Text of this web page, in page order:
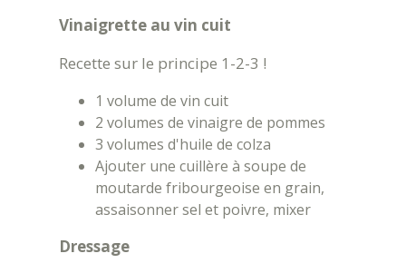
Vinaigrette au vin cuit
Recette sur le principe 1-2-3 !
1 volume de vin cuit
2 volumes de vinaigre de pommes
3 volumes d'huile de colza
Ajouter une cuillère à soupe de
moutarde fribourgeoise en grain,
assaisonner sel et poivre, mixer
Dressage